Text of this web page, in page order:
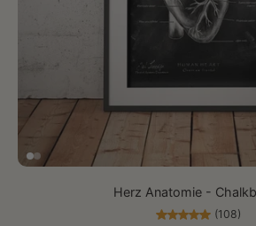
Herz Anatomie -
(108)